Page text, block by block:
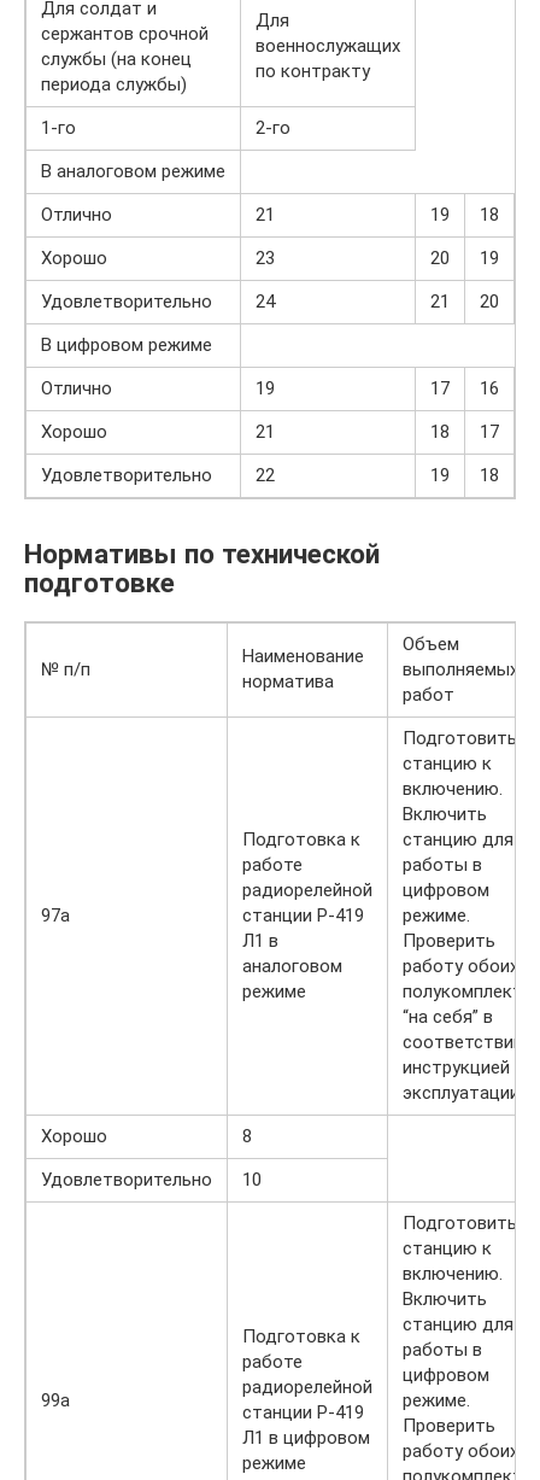
Для солдат и
сержантов срочной
службы (на конец
периода службы)
Для
военнослужащих
по контракту
1-го
2-го
В аналоговом режиме
Отлично
21 19
18
Хорошо
23 20
19
Удовлетворительно
24 21
20
В цифровом режиме
Отлично
19 17
16
Хорошо
21 18
17
Удовлетворительно
22 19 18
Нормативы по технической
подготовке
№ п/п
Наименование
норматива
Объем
выполняемых
работ
97а
Подготовка к
работе
радиорелейной
станции Р-419
Л1 в
аналоговом
режиме
Подготовить
станцию к
включению.
Включить
станцию для
работы в
цифровом
режиме.
Проверить
работу обоих
“на себя” в
соответствии с
инструкцией по
эксплуатации.
Хорошо
8
Удовлетворительно
10
99а
Подготовка к
работе
радиорелейной
станции Р-419
Л1 в цифровом
режиме
Подготовить
станцию к
включению.
Включить
станцию для
работы в
цифровом
режиме.
Проверить
работу обоих